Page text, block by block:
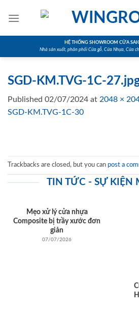
HỆ THỐNG SHOWROOM CỬA
Nhà sản xuất, phân phối Cửa gỗ, Cửa Nhựa, Cửa
SGD-KM.TVG-1C-
Published 02/07/2024 at 2048 ×
SGD-KM.TVG-1C-30
Trackbacks are closed, but you can post a
TIN TỨC - SỰ KIỆN
Mẹo xử lý cửa nhựa
Composite bị trầy xước đơn
giản
07/07/2026